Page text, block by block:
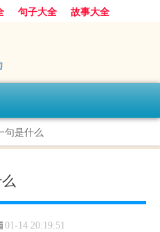
句子大全
故事大全
句是什么
01-14 20:19:51